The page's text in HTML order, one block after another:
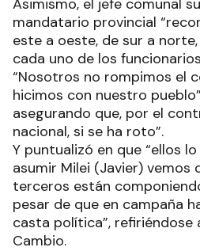
mandatario provincial
este a oeste, de sur a
cada uno de los
“Nosotros no rompimos el
hicimos con nuestro
asegurando que, por el
nacional, si se ha roto”.
Y puntualizó en que “ellos
asumir Milei (Javier) vemos
terceros están
pesar de que en campaña
casta política”, refiriéndose
Cambio.